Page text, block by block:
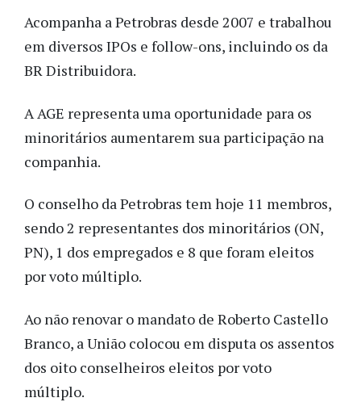
Acompanha a Petrobras desde 2007 e trabalhou
em diversos IPOs e follow-ons, incluindo os da
BR Distribuidora.
A AGE representa uma oportunidade para os
minoritários aumentarem sua participação na
companhia.
O conselho da Petrobras tem hoje 11 membros,
sendo 2 representantes dos minoritários (ON,
PN), 1 dos empregados e 8 que foram eleitos
por voto múltiplo.
Ao não renovar o mandato de Roberto Castello
Branco, a União colocou em disputa os assentos
dos oito conselheiros eleitos por voto
múltiplo.